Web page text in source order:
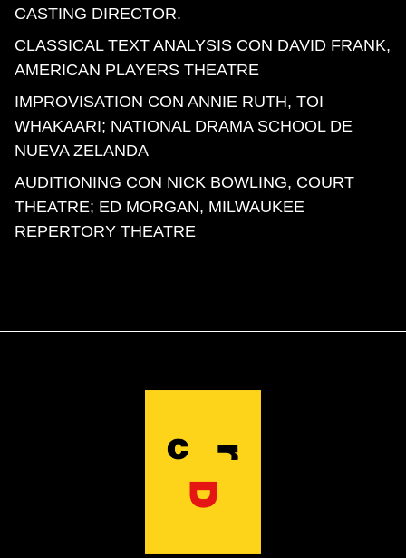
CASTING DIRECTOR.
CLASSICAL TEXT ANALYSIS CON DAVID FRANK,
AMERICAN PLAYERS THEATRE
IMPROVISATION CON ANNIE RUTH, TOI
WHAKAARI; NATIONAL DRAMA SCHOOL DE
NUEVA ZELANDA
AUDITIONING CON NICK BOWLING, COURT
THEATRE; ED MORGAN, MILWAUKEE
REPERTORY THEATRE